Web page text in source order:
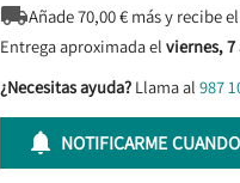
Añade70,00€ más y recibe
Entrega aproximada el viernes, 7
¿Necesitas ayuda? Llama al 987
 NOTIFICARME